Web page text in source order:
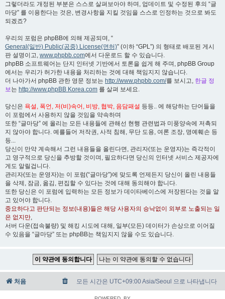
그렇더라도 개정된 부분은 스스로 살펴보아야 하며, 업데이트 및 수정된 후의 “글
마당” 를 이용한다는 것은, 변경사항을 지킬 것임을 스스로 인정하는 것으로 봐도
되겠죠?
우리의 포럼은 phpBB에 의해 제공되며, “
General(일반) Public(공중) License(면허)” (이하 “GPL”) 의 형태로 배포된 게시
판 설명이고, www.phpbb.com에서 다운로드 할 수 있습니다.
phpBB 소프트웨어는 단지 인터넷 기반에서 토론을 쉽게 해 주며, phpBB Group
에서는 우리가 허가한 내용을 처리하는 것에 대해 책임지지 않습니다.
더 나아가서 phpBB 관한 영문 정보는 http://www.phpbb.com/를 보시고, 한글 정
보는 http://www.phpBB Korea.com 를 살펴 보세요.
당신은 욕설, 폭언, 저(비)속어, 비방, 협박, 음담패설 등등.. 에 해당하는 단어들을
이 포럼에서 사용하지 않을 것임을 약속하며
또한 “글마당” 에 올리는 모든 내용들에 관해선 현행 관련법과 미풍양속에 저촉되
지 않아야 합니다. 예를들어 저작권, 사적 침해, 무단 도용, 여론 조장, 명예훼손 등
등...
당신이 만약 계속해서 그런 내용들을 올린다면, 관리자(또는 운영자)는 즉각적이
고 영구적으로 당신을 추방할 것이며, 필요하다면 당신의 인터넷 서비스 제공자에
게도 알릴겁니다.
관리자(또는 운영자)는 이 포럼(“글마당”)에 맞도록 언제든지 당신이 올린 내용들
을 삭제, 잠금, 옮김, 편집할 수 있다는 것에 대해 동의해야 합니다.
또한 당신은 이 포럼에 입력하는 모든 정보가 데이타베이스에 저장된다는 것을 알
고 있어야 합니다.
중요하다고 판단되는 정보(내용)들은 해당 사용자의 승낙없이 외부로 노출되는 일
은 없지만,
서버 다운(접속불량) 및 해킹 시도에 대해, 일부(모든) 데이터가 손상으로 이어질
수 있음을 “글마당” 또는 phpBB는 책임지지 않을 수도 있습니다.
처음 모든 시간은 UTC+09:00 Asia/Seoul 으로 나타냅니다